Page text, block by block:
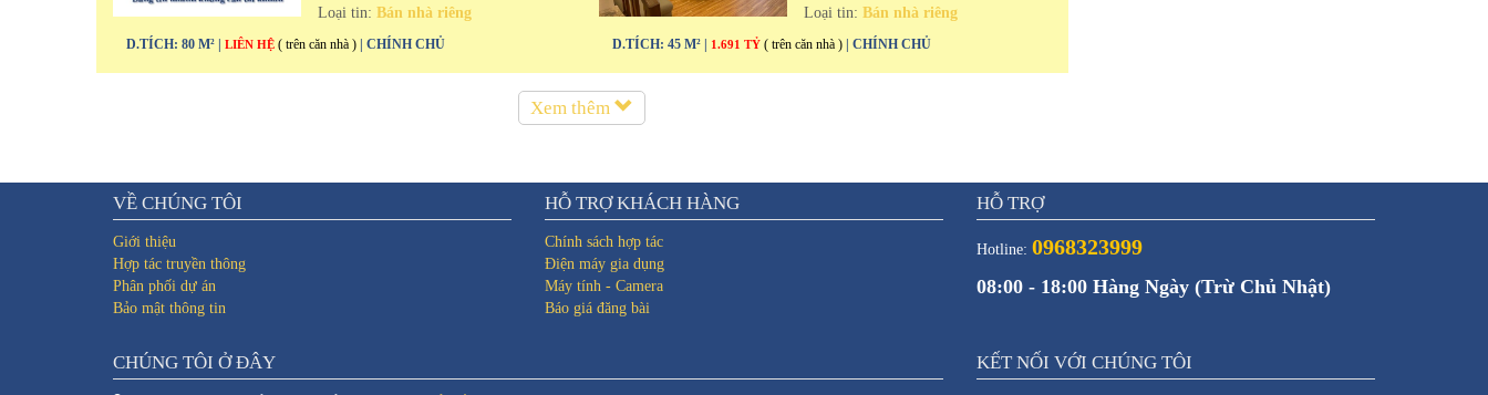
Loại tin:Bán nhà riêng
D.TÍCH: 80 M² | LIÊN HỆ ( trên căn nhà ) | CHÍNH CHỦ
Loại tin:Bán nhà riêng
D.TÍCH: 45 M² | 1.691 TỶ ( trên căn nhà ) | CHÍNH CHỦ
Xem thêm
VỀ CHÚNG TÔI
Giới thiệu
Hợp tác truyền thông
Phân phối dự án
Bảo mật thông tin
HỖ TRỢ KHÁCH HÀNG
Chính sách hợp tác
Điện máy gia dụng
Máy tính - Camera
Báo giá đăng bài
HỖ TRỢ
Hotline: 0968323999
08:00 - 18:00 Hàng Ngày (Trừ Chủ Nhật)
CHÚNG TÔI Ở ĐÂY KẾT NỐI VỚI CHÚNG TÔI